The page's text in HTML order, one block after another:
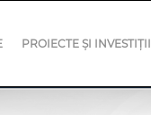
PROIECTE ȘI INVESTIȚII